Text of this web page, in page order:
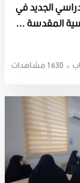
الدراسي الجديد في
المقدسة ...
1630 مشاهدات